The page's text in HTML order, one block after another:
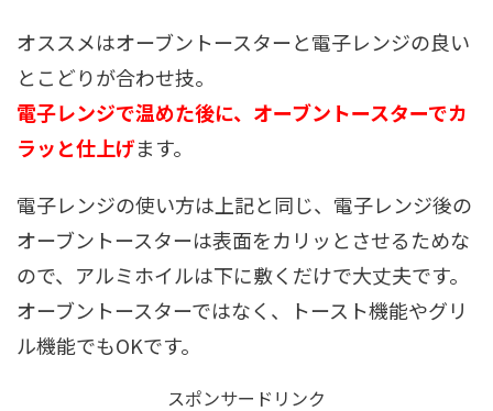
オススメはオーブントースターと電子レンジの良い
とこどりが合わせ技。
電子レンジで温めた後に、オーブントースターでカ
ラッと仕上げます。
電子レンジの使い方は上記と同じ、電子レンジ後の
オーブントースターは表面をカリッとさせるためな
ので、アルミホイルは下に敷くだけで大丈夫です。
オーブントースターではなく、トースト機能やグリ
ル機能でもOKです。
スポンサードリンク